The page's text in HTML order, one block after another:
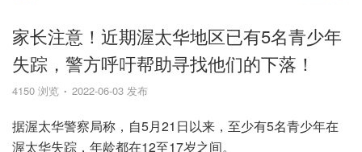
家长注意！近期渥太华地区已有5名青少年
失踪，警方呼吁帮助寻找他们的下落！
4150 浏览 2022-06-03 发布
据渥太华警察局称，自5月21日以来，至少有5名青少年在
渥太华失踪，年龄都在12至17岁之间。